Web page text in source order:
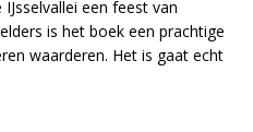
een feest van
is het boek een prachtige
waarderen. Het is gaat echt